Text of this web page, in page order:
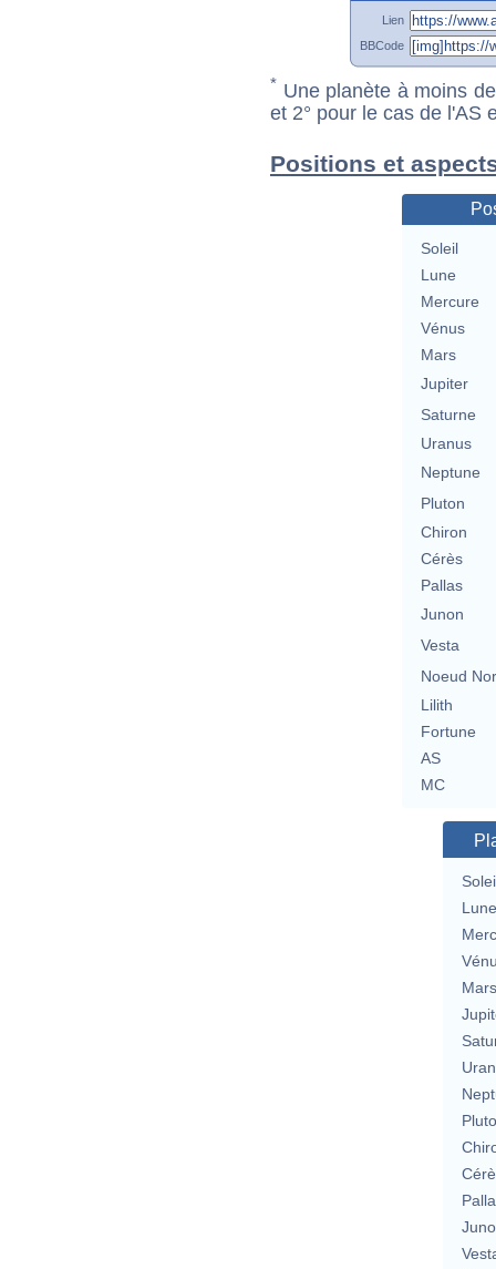
Lien
BBCode
* Une planète à moins
et 2° pour le cas de l'AS
Positions et
Soleil
Lune
Mercure
Vénus
Mars
Jupiter
Saturne
Uranus
Neptune
Pluton
Chiron
Cérès
Pallas
Junon
Vesta
Noeud
Lilith
Fortune
AS
MC
Lune
Mars